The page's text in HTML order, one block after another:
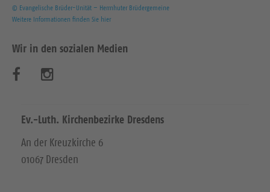
© Evangelische Brüder-Unität – Herrnhuter Brüdergemeine
Weitere Informationen finden Sie hier
Wir in den sozialen Medien
s
u
c
s
u
c
Ev.-Luth. Kirchenbezirke Dresdens
An der Kreuzkirche 6
01067 Dresden